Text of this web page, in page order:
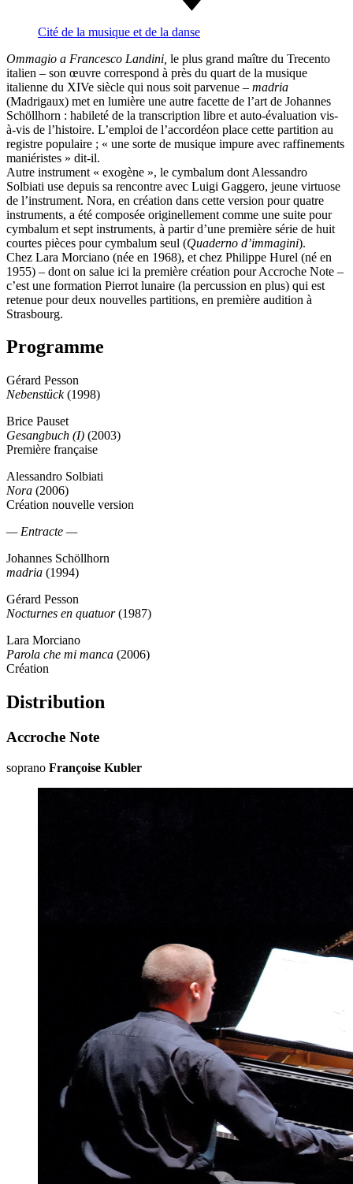
Cité de la musique et de la danse
Ommagio a Francesco Landini, le plus grand maître du Trecento
italien – son œuvre correspond à près du quart de la musique
italienne du XIVe siècle qui nous soit parvenue – madria
(Madrigaux) met en lumière une autre facette de l’art de Johannes
Schöllhorn : habileté de la transcription libre et auto-évaluation vis-
à-vis de l’histoire. L’emploi de l’accordéon place cette partition au
registre populaire ; « une sorte de musique impure avec raffinements
maniéristes » dit-il.
Autre instrument « exogène », le cymbalum dont Alessandro
Solbiati use depuis sa rencontre avec Luigi Gaggero, jeune virtuose
de l’instrument. Nora, en création dans cette version pour quatre
instruments, a été composée originellement comme une suite pour
cymbalum et sept instruments, à partir d’une première série de huit
courtes pièces pour cymbalum seul (Quaderno d’immagini).
Chez Lara Morciano (née en 1968), et chez Philippe Hurel (né en
1955) – dont on salue ici la première création pour Accroche Note –
c’est une formation Pierrot lunaire (la percussion en plus) qui est
retenue pour deux nouvelles partitions, en première audition à
Strasbourg.
Programme
Gérard Pesson
Nebenstück(1998)
Brice Pauset
Gesangbuch (I) (2003)
Première française
Alessandro Solbiati
Nora (2006)
Création nouvelle version
— Entracte —
Johannes Schöllhorn
madria (1994)
Gérard Pesson
Nocturnes en quatuor(1987)
Lara Morciano
Parola che mi manca (2006)
Création
Distribution
Accroche Note
soprano Françoise Kubler